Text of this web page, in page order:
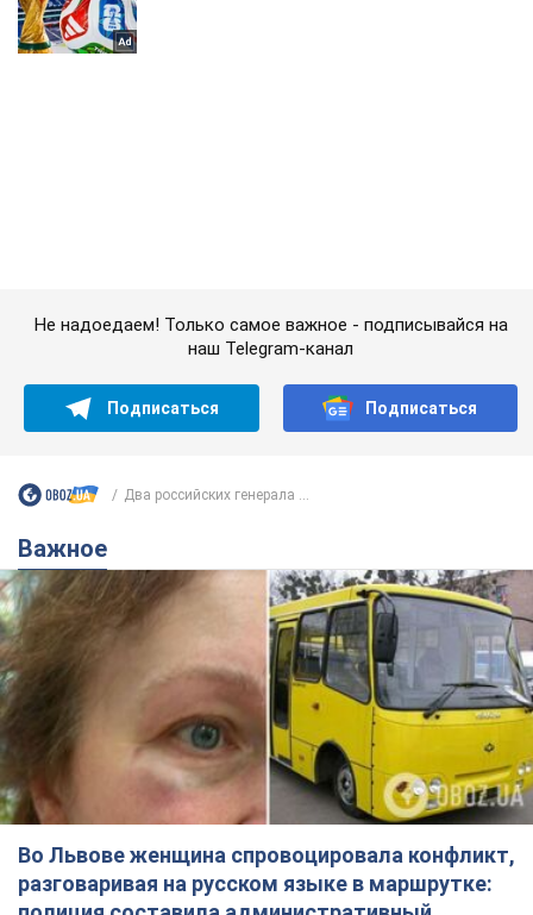
Важное
Во Львове женщина спровоцировала конфликт,
разговаривая на русском языке в маршрутке:
полиция составила административный
протокол. Видео
На место происшествия прибыли патрульные полицейские и
следственно-оперативная группа
10,6 т.
"Воюют, потому что глупы": в
Черновцах водитель автобуса
проявил неуважение к украинским